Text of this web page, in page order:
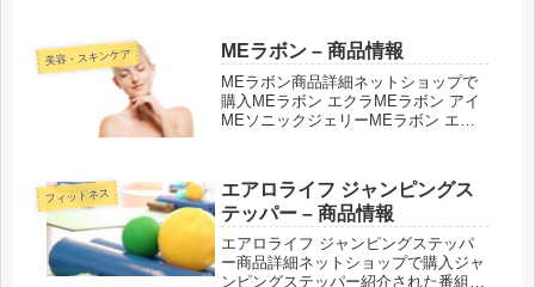
美容・スキンケア MEラボン – 商品情報
MEラボン商品詳細ネットショップで
購入MEラボン エクラMEラボン アイ
MEソニックジェリーMEラボン エア
フィットネス
エアロライフ ジャンピングス
テッパー – 商品情報
エアロライフ ジャンピングステッパ
ー商品詳細ネットショップで購入ジャ
ンピングステッパー紹介された番組こ